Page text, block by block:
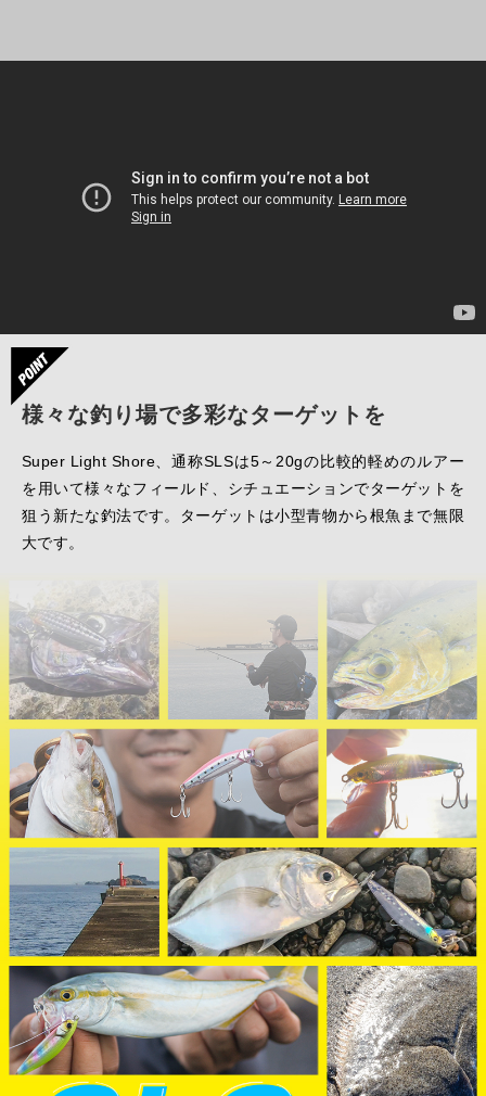
様々な釣り場で多彩なターゲットを
Super Light Shore、通称SLSは5～20gの比較的軽めのルアー
を用いて様々なフィールド、シチュエーションでターゲットを
狙う新たな釣法です。ターゲットは小型青物から根魚まで無限
大です。